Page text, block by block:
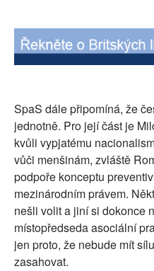
SpaS dále připomíná, že
jednotně. Pro její část je
kvůli vypjatému
vůči menšinám, zvláště
podpoře konceptu
mezinárodním právem.
nešli volit a jiní si dokonce
místopředseda asociální
jen proto, že nebude mít
zasahovat.